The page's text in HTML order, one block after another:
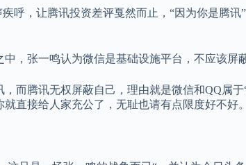
呼，让腾讯投资差评戛然而止，“因为你是腾
，张一鸣认为微信是基础设施平台，不应该屏
而腾讯无权屏蔽自己，理由就是微信和QQ属
直接给人家充公了，无耻也请有点限度好不好